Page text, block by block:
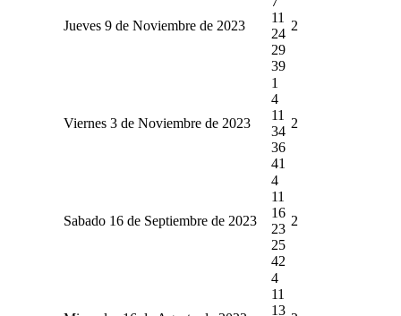
Jueves 9 de Noviembre de 2023
11
24
29
39
2
Viernes 3 de Noviembre de 2023
1
4
11
34
36
41
2
Sabado 16 de Septiembre de 2023
4
11
16
23
25
42
2
4
11
13